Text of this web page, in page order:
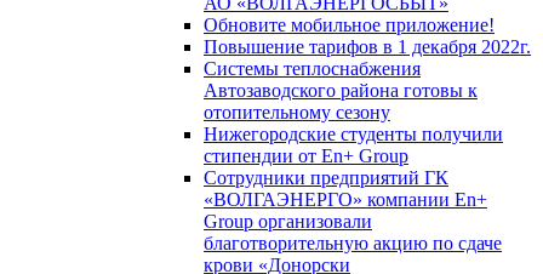
Обновите мобильное приложение!
Повышение тарифов в 1 декабря 2022г.
Системы теплоснабжения
Автозаводского района готовы к
отопительному сезону
Нижегородские студенты получили
стипендии от En+ Group
Сотрудники предприятий ГК
«ВОЛГАЭНЕРГО» компании En+
Group организовали
благотворительную акцию по сдаче
крови «Донорски